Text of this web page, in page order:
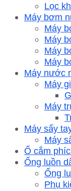
Lọc
Máy bơm
Máy
Máy
Máy
Máy
Máy nước
Máy
Máy
Máy sấy
Máy
Ổ cắm
Ống luồn
Ống
Phụ